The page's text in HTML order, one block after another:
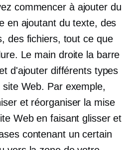
commencer à ajouter du
en ajoutant du texte, des
des fichiers, tout ce que
Le main droite la barre
d'ajouter différents types
Web. Par exemple,
et réorganiser la mise
Web en faisant glisser et
contenant un certain